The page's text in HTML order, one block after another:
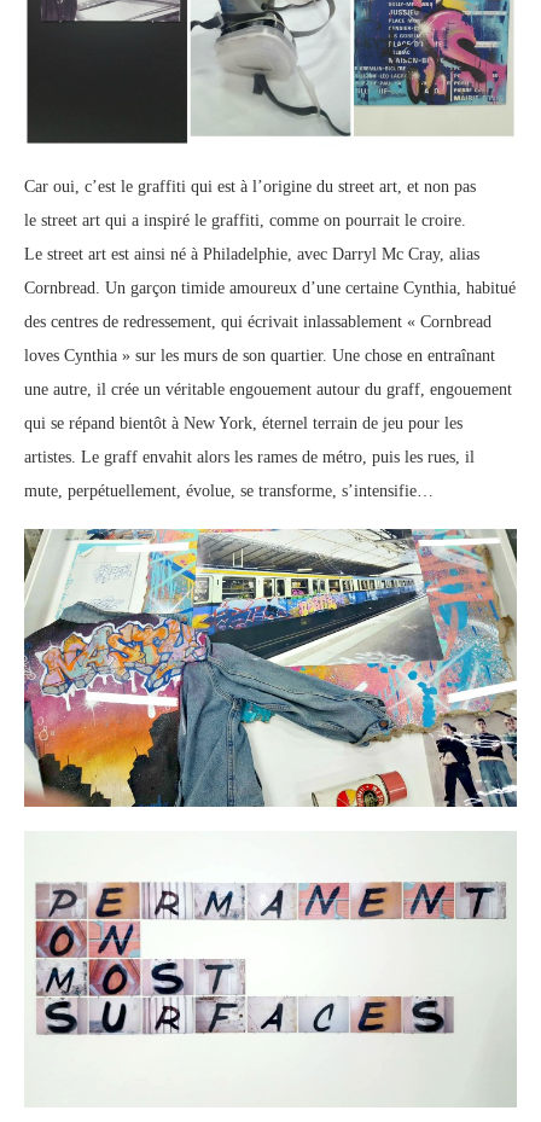
Car oui, c’est le graffiti qui est à l’origine du street art, et non pas
le street art qui a inspiré le graffiti, comme on pourrait le croire.
Le street art est ainsi né à Philadelphie, avec Darryl Mc Cray, alias
Cornbread. Un garçon timide amoureux d’une certaine Cynthia, habitué
des centres de redressement, qui écrivait inlassablement « Cornbread
loves Cynthia » sur les murs de son quartier. Une chose en entraînant
une autre, il crée un véritable engouement autour du graff, engouement
qui se répand bientôt à New York, éternel terrain de jeu pour les
artistes. Le graff envahit alors les rames de métro, puis les rues, il
mute, perpétuellement, évolue, se transforme, s’intensifie…